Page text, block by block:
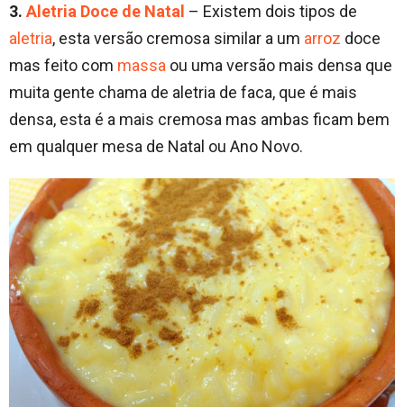
3. Aletria Doce de Natal – Existem dois tipos de
aletria, esta versão cremosa similar a um arroz doce
mas feito com massa ou uma versão mais densa que
muita gente chama de aletria de faca, que é mais
densa, esta é a mais cremosa mas ambas ficam bem
em qualquer mesa de Natal ou Ano Novo.